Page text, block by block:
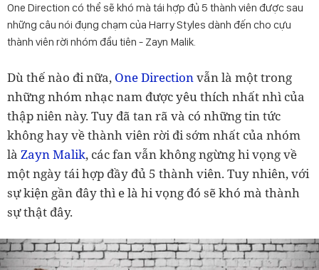
One Direction có thể sẽ khó mà tái hợp đủ 5 thành viên được sau
những câu nói đụng chạm của Harry Styles dành đến cho cựu
thành viên rời nhóm đầu tiên - Zayn Malik.
Dù thế nào đi nữa, One Directionvẫn là một trong
những nhóm nhạc nam được yêu thích nhất nhì của
thập niên này. Tuy đã tan rã và có những tin tức
không hay về thành viên rời đi sớm nhất của nhóm
là Zayn Malik, các fan vẫn không ngừng hi vọng về
một ngày tái hợp đầy đủ 5 thành viên. Tuy nhiên, với
sự kiện gần đây thì e là hi vọng đó sẽ khó mà thành
sự thật đây.